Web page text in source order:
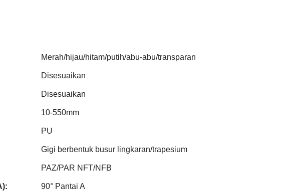
Merah/hijau/hitam/putih/abu-abu/transparan
Disesuaikan
Disesuaikan
10-550mm
PU
Gigi berbentuk busur lingkaran/trapesium
PAZ/PAR NFT/NFB
90° Pantai A